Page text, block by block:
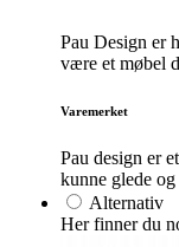
Pau Design er
være et møbel
Varemerket
Pau design er
kunne glede
Alternativ
Her finner du